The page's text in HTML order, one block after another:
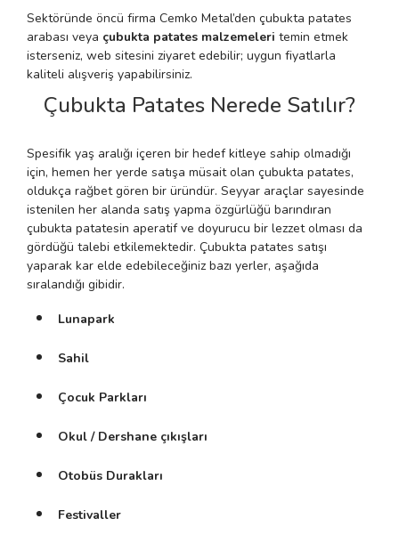
Sektöründe öncü firma Cemko Metal’den çubukta patates
arabası veya çubukta patates malzemeleri temin etmek
isterseniz, web sitesini ziyaret edebilir; uygun fiyatlarla
kaliteli alışveriş yapabilirsiniz.
Çubukta Patates Nerede Satılır?
Spesifik yaş aralığı içeren bir hedef kitleye sahip olmadığı
için, hemen her yerde satışa müsait olan çubukta patates,
oldukça rağbet gören bir üründür. Seyyar araçlar sayesinde
istenilen her alanda satış yapma özgürlüğü barındıran
çubukta patatesin aperatif ve doyurucu bir lezzet olması da
gördüğü talebi etkilemektedir. Çubukta patates satışı
yaparak kar elde edebileceğiniz bazı yerler, aşağıda
sıralandığı gibidir.
Lunapark
Sahil
Çocuk Parkları
Okul / Dershane çıkışları
Otobüs Durakları
Festivaller